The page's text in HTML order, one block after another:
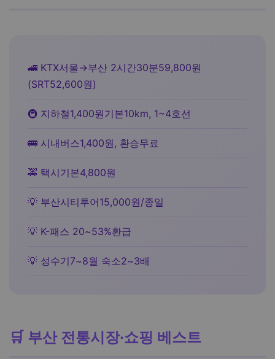
🚄 KTX서울→부산 2시간30분59,800원
(SRT52,600원)
🚇 지하철1,400원기본10km, 1~4호선
🚌 시내버스1,400원, 환승무료
🚕 택시기본4,800원
💡 부산시티투어15,000원/종일
💡 K-패스 20~53%환급
💡 성수기7~8월 숙소2~3배
🛒 부산 전통시장·쇼핑 베스트